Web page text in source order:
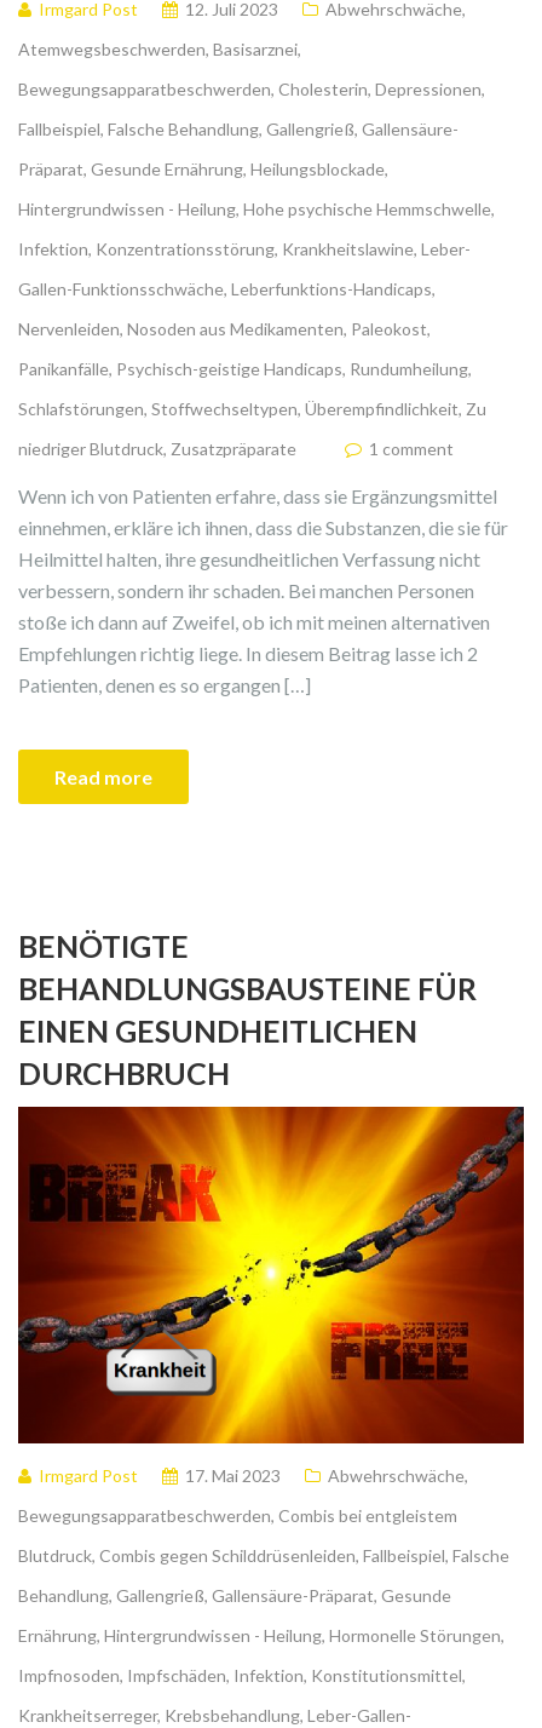
Irmgard Post 12. Juli 2023 Abwehrschwäche,
Atemwegsbeschwerden, Basisarznei,
Bewegungsapparatbeschwerden, Cholesterin, Depressionen,
Fallbeispiel, Falsche Behandlung, Gallengrieß, Gallensäure-
Präparat, Gesunde Ernährung, Heilungsblockade,
Hintergrundwissen - Heilung, Hohe psychische Hemmschwelle,
Infektion, Konzentrationsstörung, Krankheitslawine, Leber-
Gallen-Funktionsschwäche, Leberfunktions-Handicaps,
Nervenleiden, Nosoden aus Medikamenten, Paleokost,
Panikanfälle, Psychisch-geistige Handicaps, Rundumheilung,
Schlafstörungen, Stoffwechseltypen, Überempfindlichkeit, Zu
niedriger Blutdruck, Zusatzpräparate 1 comment
Wenn ich von Patienten erfahre, dass sie Ergänzungsmittel
einnehmen, erkläre ich ihnen, dass die Substanzen, die sie für
Heilmittel halten, ihre gesundheitlichen Verfassung nicht
verbessern, sondern ihr schaden. Bei manchen Personen
stoße ich dann auf Zweifel, ob ich mit meinen alternativen
Empfehlungen richtig liege. In diesem Beitrag lasse ich 2
Patienten, denen es so ergangen […]
Read more
BENÖTIGTE
BEHANDLUNGSBAUSTEINE FÜR
EINEN GESUNDHEITLICHEN
DURCHBRUCH
Irmgard Post 17. Mai 2023 Abwehrschwäche,
Bewegungsapparatbeschwerden, Combis bei entgleistem
Blutdruck, Combis gegen Schilddrüsenleiden, Fallbeispiel, Falsche
Behandlung, Gallengrieß, Gallensäure-Präparat, Gesunde
Ernährung, Hintergrundwissen - Heilung, Hormonelle Störungen,
Impfnosoden, Impfschäden, Infektion, Konstitutionsmittel,
Krankheitserreger, Krebsbehandlung, Leber-Gallen-